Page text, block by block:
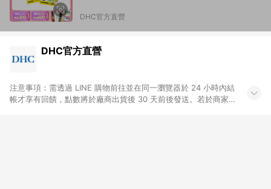
DHC官方直營
DHC官方直營
注意事項：需透過 LINE 購物前往並在同一瀏覽器於 24 小時內結
帳才享有回饋，點數將於廠商出貨後 30 天前後發送。若於商家